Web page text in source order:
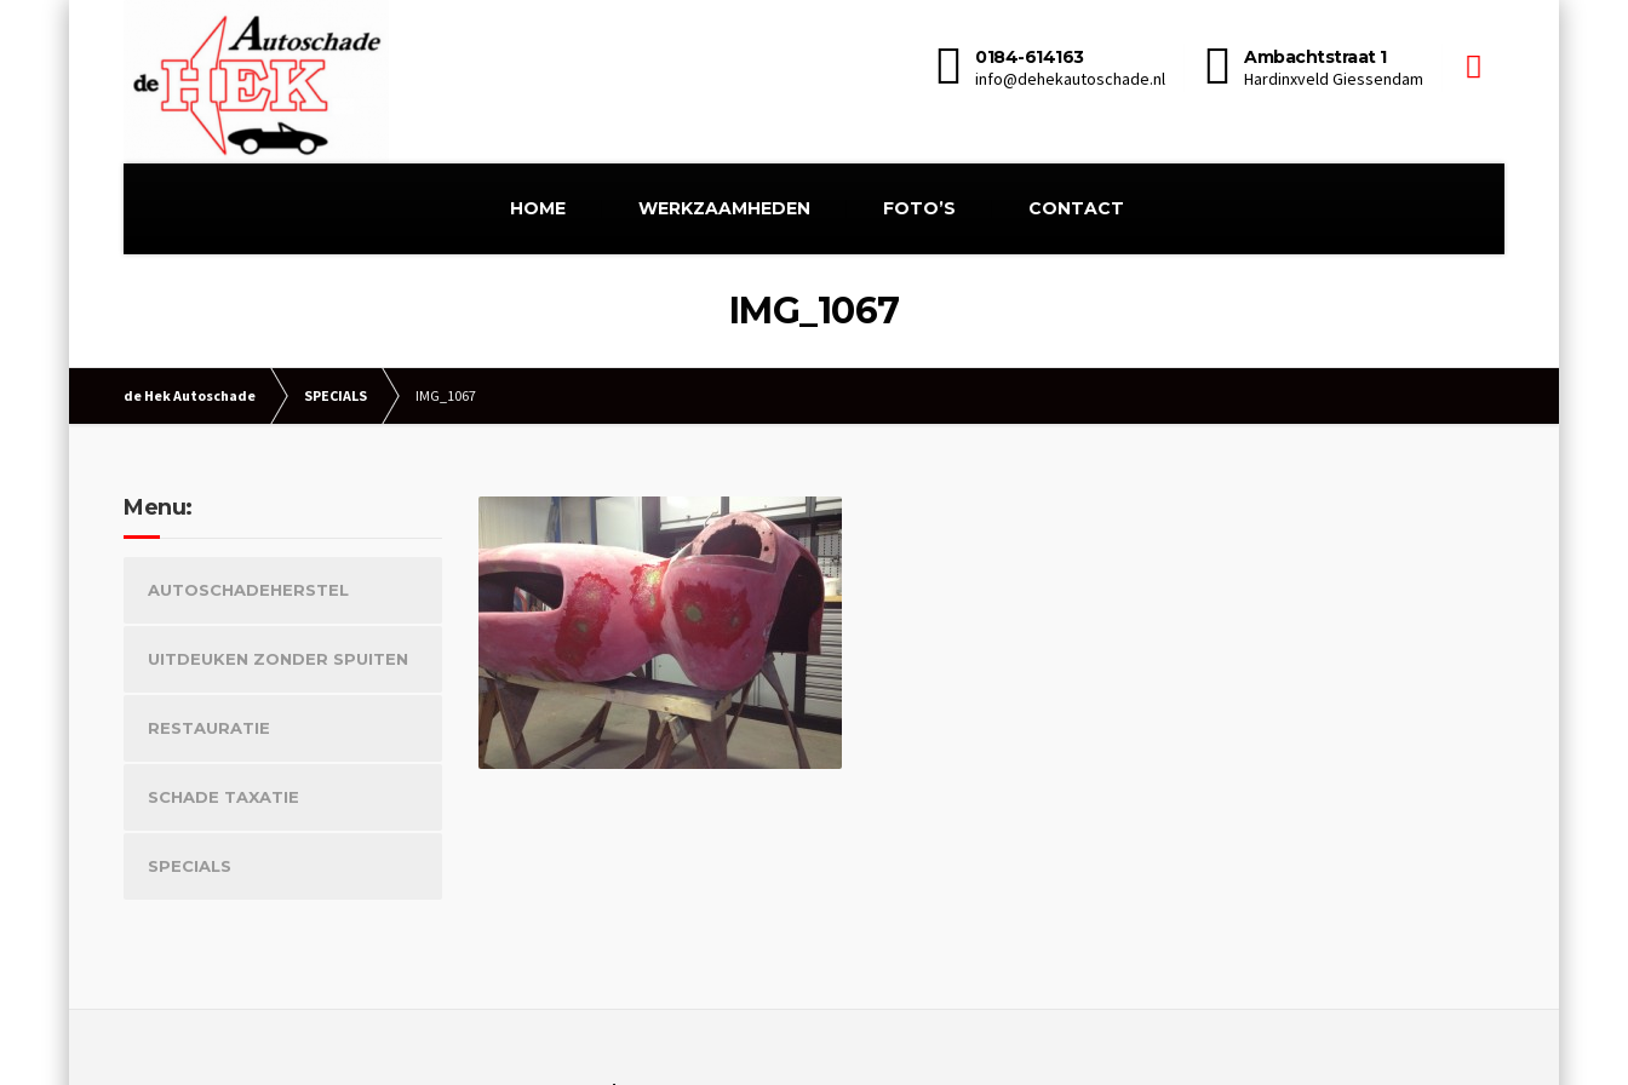
0184-614163
info@dehekautoschade.nl
Ambachtstraat 1
Hardinxveld Giessendam
HOME WERKZAAMHEDEN FOTO’S CONTACT
IMG_1067
de Hek Autoschade SPECIALS IMG_1067
Menu:
AUTOSCHADEHERSTEL
UITDEUKEN ZONDER SPUITEN
RESTAURATIE
SCHADE TAXATIE
SPECIALS